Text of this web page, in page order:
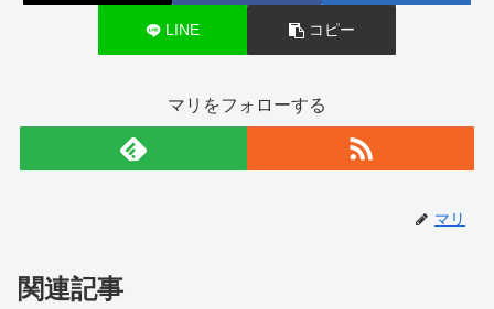
LINE コピー
マリをフォローする
マリ
関連記事